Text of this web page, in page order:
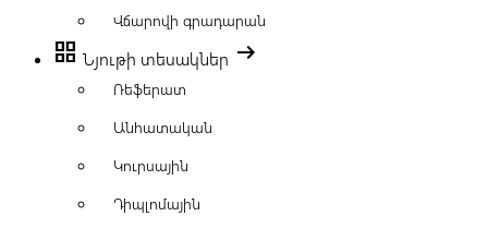
Վճարովի գրադարան
grid_view Նյութի տեսակներ arrow_right_alt
Ռեֆերատ
Անհատական
Կուրսային
Դիպլոմային